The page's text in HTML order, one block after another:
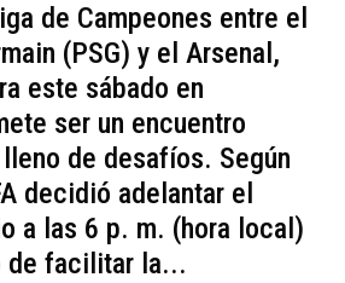
de Campeones entre el
(PSG) y el Arsenal,
este sábado en
ser un encuentro
de desafíos. Según
decidió adelantar el
a las 6 p. m. (hora local)
de facilitar la...